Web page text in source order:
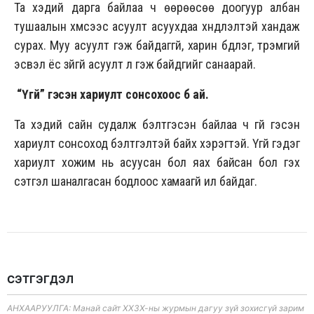
Та хэдий дарга байлаа ч өөрөөсөө доогуур албан
тушаалын хүмүүсээс асуулт асуухдаа хүндлэлтэй хандаж
сурах. Муу асуулт гэж байдаггүй, харин бүдүүлэг, түрэмгий
эсвэл ёс зүйгүй асуулт л гэж байдгийг санаарай.
“Үгүй” гэсэн хариулт сонсохоос бүү ай.
Та хэдий сайн судалж бэлтгэсэн байлаа ч үгүй гэсэн
хариулт сонсоход бэлтгэлтэй байх хэрэгтэй. Үгүй гэдэг
хариулт хожим нь асуусан бол яах байсан бол гэх
сэтгэл шаналгасан бодлоос хамаагүй илүү байдаг.
СЭТГЭГДЭЛ
АНХААРУУЛГА: Манай сайт ХХЗХ-ны журмын дагуу зүй зохисгүй зарим